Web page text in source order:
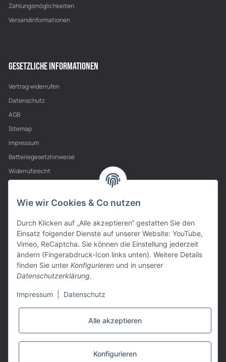
Zahlungsmöglichkeiten
Versandinformationen
GESETZLICHE INFORMATIONEN
Vertrag widerrufen
Datenschutz
AGB
Sitemap
Impressum
Batteriegesetzhinweise
Widerrufsrecht
PARTNER
VERTRAG WIDERRUFEN
Wie wir Cookies & Co nutzen
Durch Klicken auf „Alle akzeptieren“ gestatten Sie den
Einsatz folgender Dienste auf unserer Website: YouTube,
Vimeo, ReCaptcha. Sie können die Einstellung jederzeit
ändern (Fingerabdruck-Icon links unten). Weitere Details
finden Sie unter Konfigurieren und in unserer
Datenschutzerklärung.
Impressum Datenschutz
Alle akzeptieren
Konfigurieren